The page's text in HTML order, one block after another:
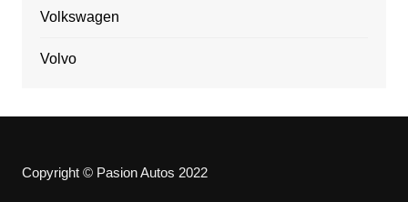
Volkswagen
Volvo
Copyright © Pasion Autos 2022